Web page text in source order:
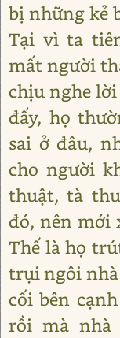
bị những kẻ
Tại vì ta
mất người
chịu nghe
đấy, họ
sai ở đâu,
cho người
thuật, tà
đó, nên mới
Thế là họ
trụi ngôi nhà
cối bên
rồi mà nhà